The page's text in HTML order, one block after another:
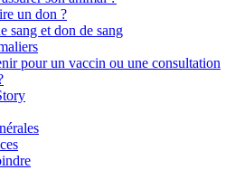
un don ?
sang et don de sang
pour un vaccin ou une consultation